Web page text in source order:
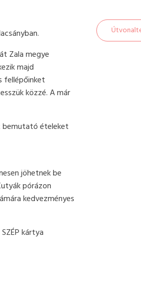
Zala megye
majd
fellépőinket
közzé. A már
bemutató ételeket
jöhetnek be
pórázon
kedvezményes
kártya